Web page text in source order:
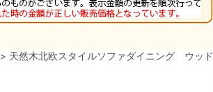
> 天然木北欧スタイルソファダイニング ウッド